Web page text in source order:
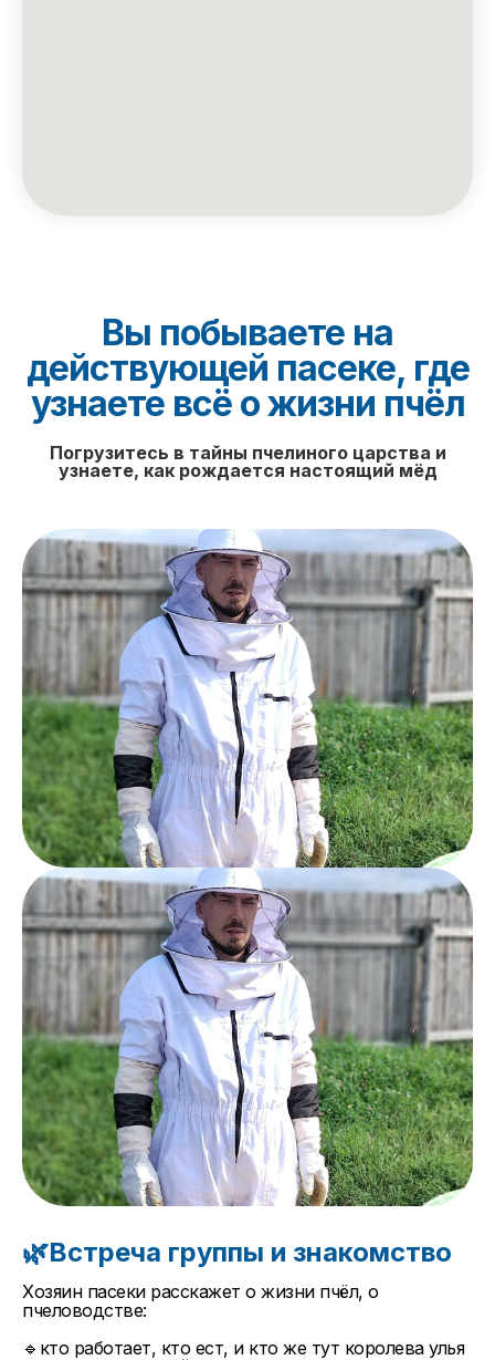
Вы побываете на
действующей пасеке, где
узнаете всё о жизни пчёл
Погрузитесь в тайны пчелиного царства и
узнаете, как рождается настоящий мёд
🌿Встреча группы и знакомство
Хозяин пасеки расскажет о жизни пчёл, о
пчеловодстве:
🔹кто работает, кто ест, и кто же тут королева улья